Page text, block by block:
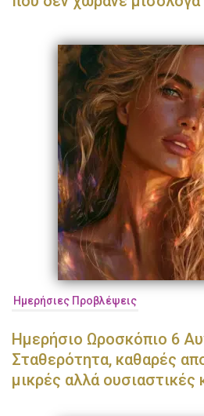
Ημερήσιες Προβλέψεις
Ημερήσιο Ωροσκόπιο 6
Σταθερότητα, καθαρές
μικρές αλλά ουσιαστικές